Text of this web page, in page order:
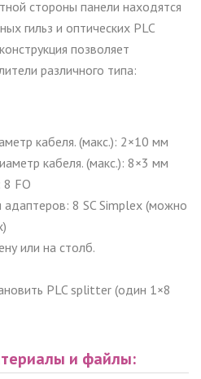
стороны панели находятся
гильз и оптических PLC
позволяет
различного типа:
кабеля. (макс.): 2×10 мм
кабеля. (макс.): 8×3 мм
8 FO
адаптеров: 8 SC Simplex (можно
или на столб.
PLC splitter (один 1×8
и файлы: